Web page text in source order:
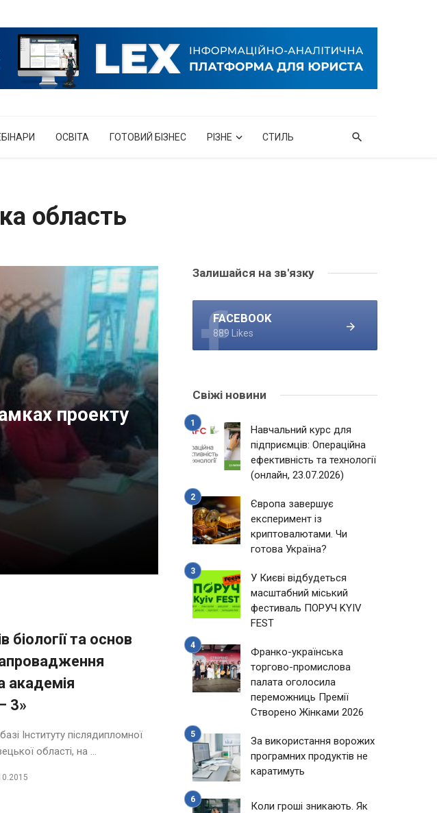
ОСВІТА ГОТОВИЙ БІЗНЕС РІЗНЕ СТИЛЬ
область
проекту
біології та основ
академія
3»
Інституту післядипломної
області, на ...
Залишайся на зв'язку
FACEBOOK
889 Likes
Свіжі новини
Навчальний курс для
підприємців: Операційна
ефективність та технології
(онлайн, 23.07.2026)
Європа завершує
експеримент із
криптовалютами. Чи
готова Україна?
У Києві відбудеться
масштабний міський
фестиваль ПОРУЧ KYIV
FEST
Франко-українська
торгово-промислова
палата оголосила
переможниць Премії
Створено Жінками 2026
За використання ворожих
програмних продуктів не
каратимуть
Коли гроші зникають. Як